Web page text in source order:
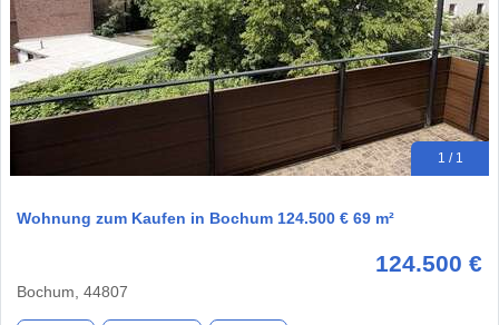
1 / 1
Wohnung zum Kaufen in Bochum 124.500 € 69 m²
124.500 €
Bochum, 44807